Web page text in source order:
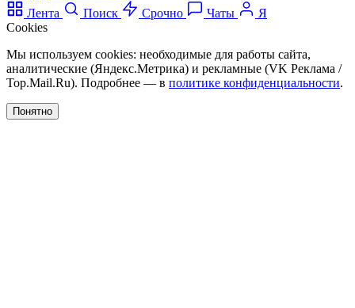
Лента
Поиск Срочно Чаты
Я
Cookies
Мы используем cookies: необходимые для работы сайта,
аналитические (Яндекс.Метрика) и рекламные (VK Реклама /
Top.Mail.Ru). Подробнее — в политике конфиденциальности.
Понятно